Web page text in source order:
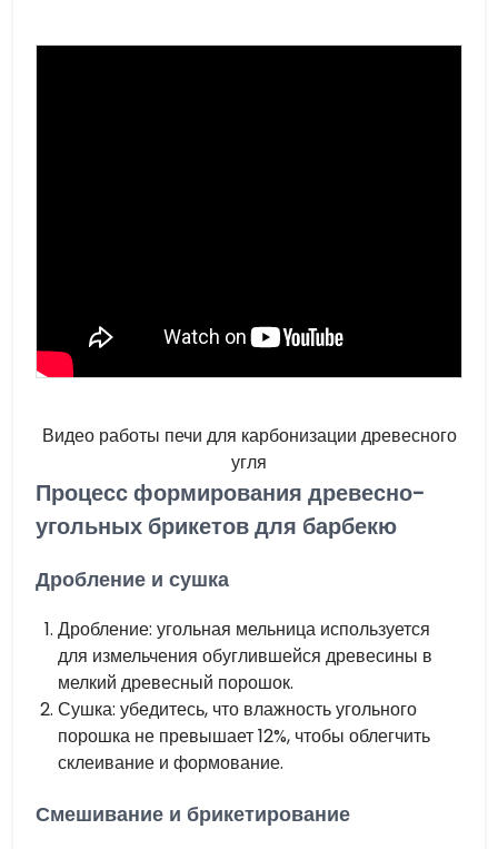
Видео работы печи для карбонизации древесного
угля
Процесс формирования древесно-
угольных брикетов для барбекю
Дробление и сушка
Дробление: угольная мельница используется
для измельчения обуглившейся древесины в
мелкий древесный порошок.
Сушка: убедитесь, что влажность угольного
порошка не превышает 12%, чтобы облегчить
склеивание и формование.
Смешивание и брикетирование